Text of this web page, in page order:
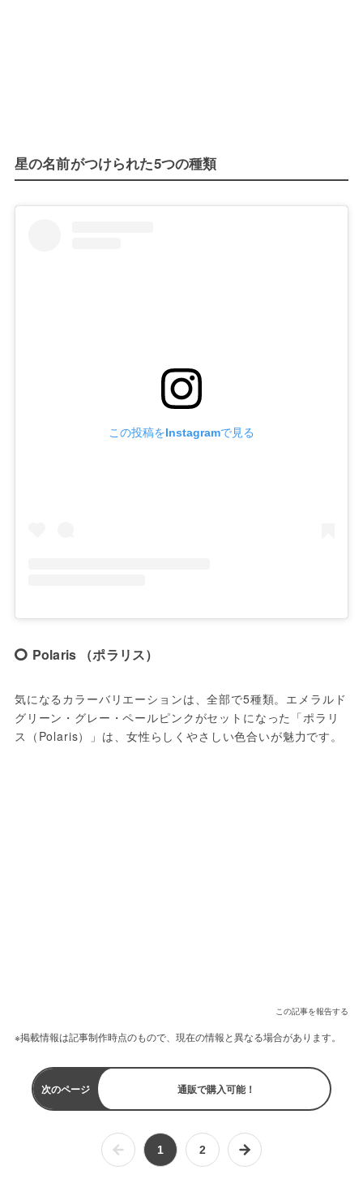
星の名前がつけられた5つの種類
この投稿をInstagramで見る
Polaris （ポラリス）
気になるカラーバリエーションは、全部で5種類。エメラルド
グリーン・グレー・ペールピンクがセットになった「ポラリ
ス（Polaris）」は、女性らしくやさしい色合いが魅力です。
この記事を報告する
※掲載情報は記事制作時点のもので、現在の情報と異なる場合があります。
次のページ 通販で購入可能！
1 2